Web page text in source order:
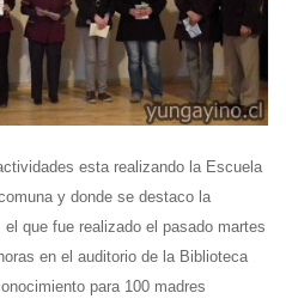
esta realizando la Escuela
y donde se destaco la
el que fue realizado el pasado martes
en el auditorio de la Biblioteca
para 100 madres